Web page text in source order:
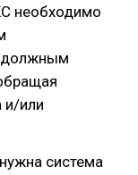
необходимо
должным
и/или
система